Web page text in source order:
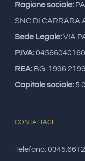
Ragione sociale:
SNC DI CARRARA
Sede Legale:VIA
P.IVA:04566040160
REA: BG-1996
Capitale sociale:
CONTATTACI
Telefono: